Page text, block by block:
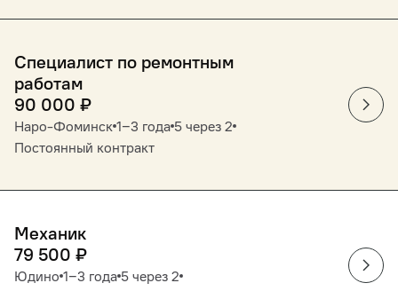
Специалист по ремонтным
работам
90 000 ₽
Наро-Фоминск 1‒3 года 5 через 2
Постоянный контракт
Механик
79 500 ₽
Юдино 1‒3 года 5 через 2